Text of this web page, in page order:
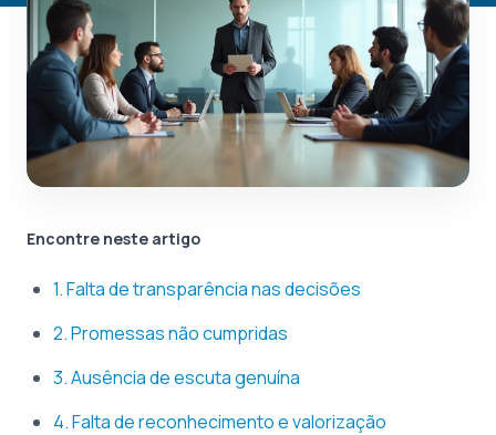
Encontre neste artigo
1. Falta de transparência nas decisões
2. Promessas não cumpridas
3. Ausência de escuta genuína
4. Falta de reconhecimento e valorização